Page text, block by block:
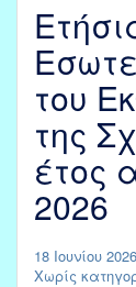
του
της
έτος
2026
18 Ιουνίου 2026
Χωρίς